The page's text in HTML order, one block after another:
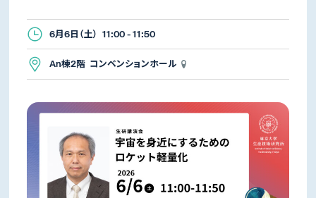
6月6日（土） 11:00 - 11:50
An棟2階 コンベンションホール